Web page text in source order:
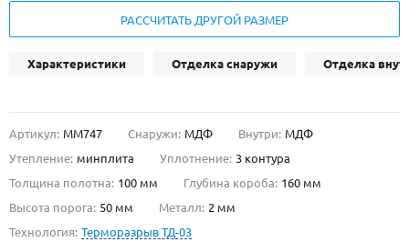
ДОСТАВКА
О НАС
Металлические двери от производителя с доставкой и установкой в
РАССЧИТАТЬ ДРУГОЙ РАЗМЕР
Характеристики Отделка снаружи Отделка
Артикул: ММ747 Снаружи: МДФ Внутри: МДФ
Утепление: минплита Уплотнение: 3 контура
Толщина полотна: 100 мм Глубина короба: 160 мм
Высота порога: 50 мм Металл: 2 мм
Технология: Терморазрыв ТД-03